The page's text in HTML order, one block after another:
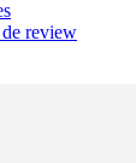
review